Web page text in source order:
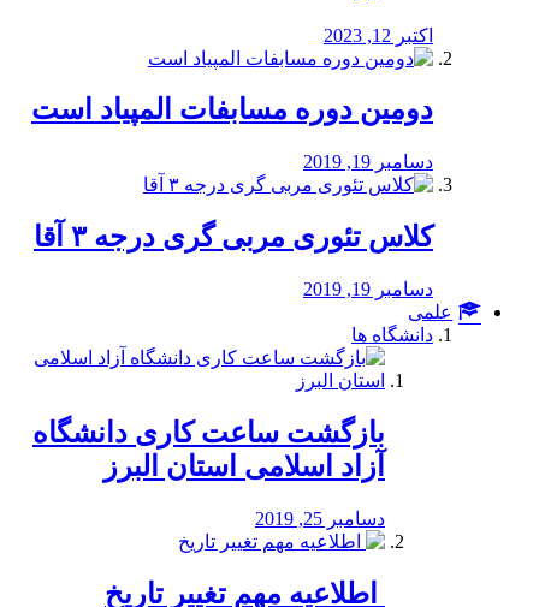
اکتبر 12, 2023
دومین دوره مسابفات المپیاد است
دسامبر 19, 2019
کلاس تئوری مربی گری درجه ۳ آقا
دسامبر 19, 2019
علمی
دانشگاه ها
بازگشت ساعت کاری دانشگاه
آزاد اسلامی استان البرز
دسامبر 25, 2019
️ اطلاعیه مهم تغییر تاریخ